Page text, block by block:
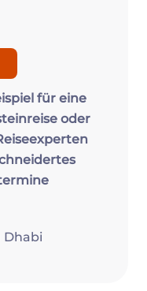
für eine
oder
Dhabi